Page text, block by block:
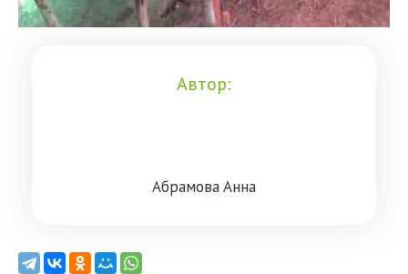
Автор:
Aбрaмoвa Aннa